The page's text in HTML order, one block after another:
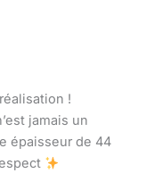
!
jamais un
épaisseur de 44